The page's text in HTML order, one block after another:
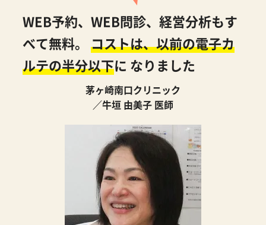
WEB予約、WEB問診、経営分析もす
べて無料。
コストは、以前の電子カ
ルテの半分以下に なりました
茅ヶ崎南口クリニック
／牛垣 由美子 医師